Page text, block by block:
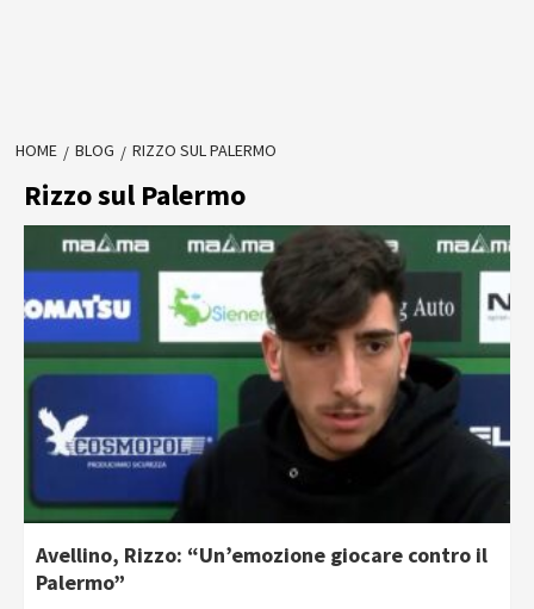
HOME BLOG RIZZO SUL PALERMO
Rizzo sul Palermo
Avellino, Rizzo: “Un’emozione giocare contro il
Palermo”